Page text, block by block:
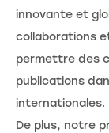
innovante et
collaborations
permettre des
publications
internationales.
De plus, notre